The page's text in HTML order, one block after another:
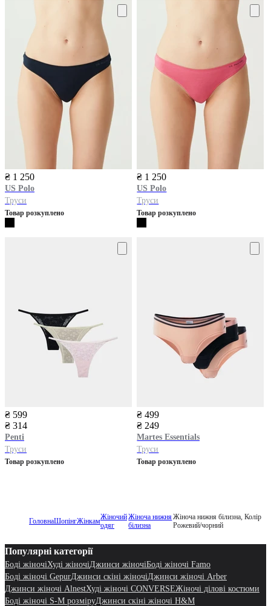
₴ 1 250
US Polo
Труси
Товар розкуплено
₴ 1 250
US Polo
Труси
Товар розкуплено
₴ 599
₴ 314
Penti
Труси
Товар розкуплено
₴ 499
₴ 249
Martes Essentials
Труси
Товар розкуплено
ГоловнаШопінгЖінкамЖіночий
одяг
Жіноча нижня
білизна
Жіноча нижня білизна, Колір
Рожевий/чорний
Популярні категорії
Боді жіночіХуді жіночіДжинси жіночіБоді жіночі Famo
Боді жіночі GepurДжинси скіні жіночіДжинси жіночі Arber
Джинси жіночі AlnestХуді жіночі CONVERSEЖіночі ділові костюми
Боді жіночі S-M розміруДжинси скіні жіночі H&M